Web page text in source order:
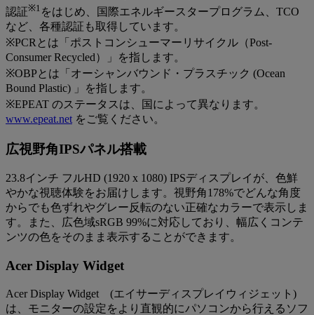
認証※1 をはじめ、国際エネルギースタープログラム、TCO
など、各種認証も取得しています。
※PCRとは「ポストコンシューマーリサイクル（Post-
Consumer Recycled）」を指します。
※OBPとは「オーシャンバウンド・プラスチック (Ocean
Bound Plastic) 」を指します。
※EPEAT のステータスは、国によって異なります。
www.epeat.net をご覧ください。
広視野角IPSパネル搭載
23.8インチ フルHD (1920 x 1080) IPSディスプレイが、色鮮
やかな視聴体験をお届けします。視野角178%でどんな角度
からでも色ずれやグレー反転のない正確なカラーで表示しま
す。また、広色域sRGB 99%に対応しており、幅広くコンテ
ンツの色をそのまま表示することができます。
Acer Display Widget
Acer Display Widget (エイサーディスプレイウィジェット)
は、モニターの設定をより直観的にパソコンから行えるソフ